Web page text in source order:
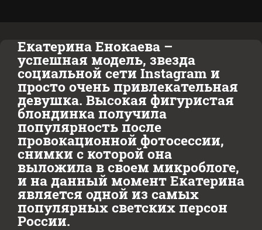
Екатерина Енокаева –
успешная модель, звезда
социальной сети Instagram и
просто очень привлекательная
девушка. Высокая фигуристая
блондинка получила
популярность после
провокационной фотосессии,
снимки с которой она
выложила в своем микроблоге,
и на данный момент Екатерина
является одной из самых
популярных светских персон
России.